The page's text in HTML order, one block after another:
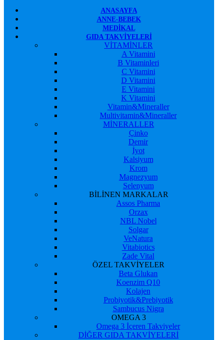
ANASAYFA
ANNE-BEBEK
MEDIKAL
GIDA TAKVIYELERI
VİTAMİNLER
A Vitamini
B Vitaminleri
C Vitamini
D Vitamini
E Vitamini
K Vitamini
Vitamin&Mineraller
Multivitamin&Mineraller
MİNERALLER
Çinko
Demir
İyot
Kalsiyum
Krom
Magnezyum
Selenyum
BİLİNEN MARKALAR
Assos Pharma
Orzax
NBL Nobel
Solgar
VeNatura
Vitabiotics
Zade Vital
ÖZEL TAKVİYELER
Beta Glukan
Koenzim Q10
Kolajen
Probiyotik&Prebiyotik
Sambucus Nigra
OMEGA 3
Omega 3 İçeren Takviyeler
DİĞER GIDA TAKVİYELERİ